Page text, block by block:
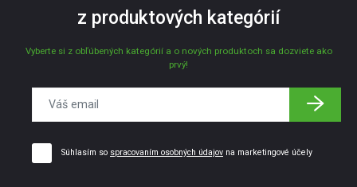
z produktových kategórií
Vyberte si z obľúbených kategórií a o nových produktoch sa dozviete ako
prvý!
Súhlasím so spracovaním osobných údajov na marketingové účely